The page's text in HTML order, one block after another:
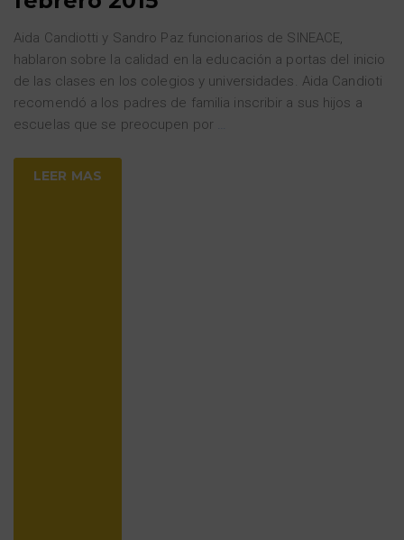
Aida Candiotti y Sandro Paz funcionarios de SINEACE,
hablaron sobre la calidad en la educación a portas del inicio
de las clases en los colegios y universidades. Aida Candioti
recomendó a los padres de familia inscribir a sus hijos a
escuelas que se preocupen por
LEER MAS